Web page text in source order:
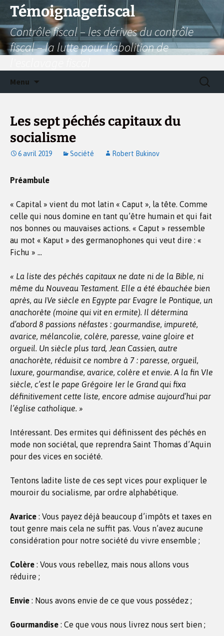
Aller
contenu
Témoignagefiscal
Contrôle fiscal – les dérives du contrôle
fiscal – la lutte pour l'abolition de
Menu
Les sept péchés capitaux du
socialisme
6 avril 2019 Société Robert Bukinov
Préambule
« Capital » vient du mot latin « Caput », la tête. Comme
celle qui nous domine en tant qu’être humain et qui fait
nos bonnes ou mauvaises actions. « Caput » ressemble
au mot « Kaput » des germanophones qui veut dire : «
Fichu » …
« La liste des péchés capitaux ne date ni de la Bible, ni
même du Nouveau Testament. Elle a été ébauchée bien
après, au IVe siècle en Egypte par Evagre le Pontique, un
anachorète (moine qui vit en ermite). Il détermina
d’abord 8 passions néfastes : gourmandise, impureté,
avarice, mélancolie, colère, paresse, vaine gloire et
orgueil. Un siècle plus tard, Jean Cassien, autre
anachorète, réduisit ce nombre à 7 : paresse, orgueil,
luxure, gourmandise, avarice, colère et envie. A la fin VIe
siècle, c’est le pape Grégoire Ier le Grand qui fixa
définitivement cette liste, encore admise aujourd’hui par
l’église catholique. »
Intéressant. Des ermites qui définissent des péchés en
mode non sociétal, que reprendra Saint Thomas d’Aquin
pour des vices en société.
Tentons ladite liste de ces sept vices pour expliquer le
mouroir du socialisme, par ordre alphabétique.
Avarice : Vous payez déjà beaucoup d’impôts et taxes en
tout genre mais cela ne suffit pas. Vous n’avez aucune
considération pour notre société du vivre ensemble ;
Colère : Vous vous rebellez, mais nous allons vous
réduire ;
Envie : Nous avons envie de ce que vous possédez ;
Gourmandise : Ce que vous nous livrez nous sert bien ;